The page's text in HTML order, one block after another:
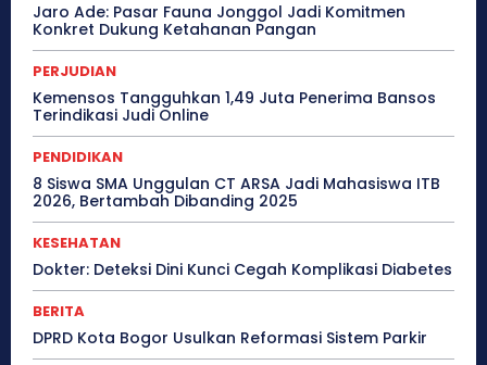
Jaro Ade: Pasar Fauna Jonggol Jadi Komitmen
Konkret Dukung Ketahanan Pangan
PERJUDIAN
Kemensos Tangguhkan 1,49 Juta Penerima Bansos
Terindikasi Judi Online
PENDIDIKAN
8 Siswa SMA Unggulan CT ARSA Jadi Mahasiswa ITB
2026, Bertambah Dibanding 2025
KESEHATAN
Dokter: Deteksi Dini Kunci Cegah Komplikasi Diabetes
BERITA
DPRD Kota Bogor Usulkan Reformasi Sistem Parkir